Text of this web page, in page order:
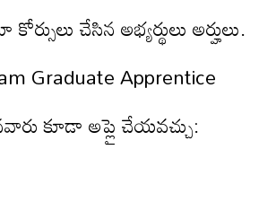
చేసిన అభ్యర్థులు అర్హులు.
Graduate Apprentice
కూడా అప్లై చేయవచ్చు: